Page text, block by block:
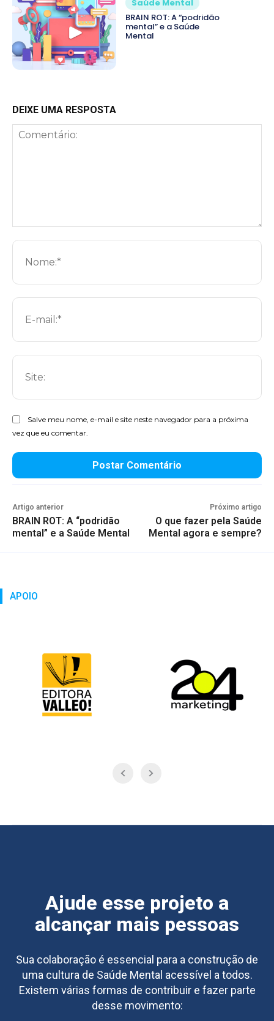
Saúde Mental
BRAIN ROT: A “podridão
mental” e a Saúde
Mental
DEIXE UMA RESPOSTA
E-
Salve meu nome, e-mail e site neste navegador para a próxima
vez que eu comentar.
Artigo anterior
BRAIN ROT: A “podridão
mental” e a Saúde Mental
Próximo artigo
O que fazer pela Saúde
Mental agora e sempre?
APOIO
Ajude esse projeto a
alcançar mais pessoas
Sua colaboração é essencial para a construção de
uma cultura de Saúde Mental acessível a todos.
Existem várias formas de contribuir e fazer parte
desse movimento: